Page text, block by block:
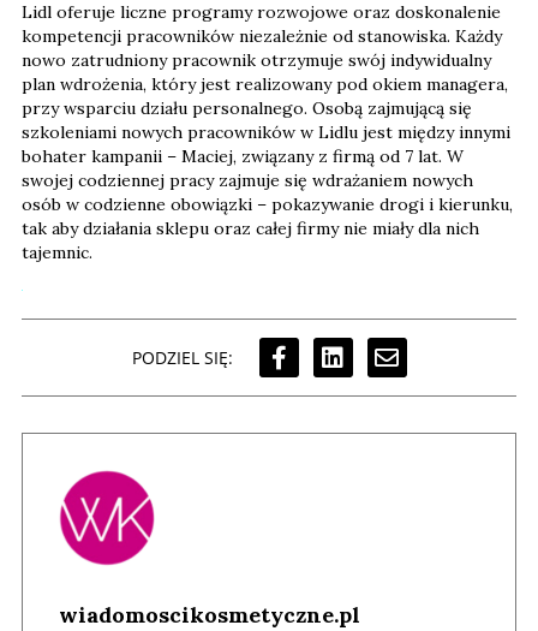
Lidl oferuje liczne programy rozwojowe oraz doskonalenie
kompetencji pracowników niezależnie od stanowiska. Każdy
nowo zatrudniony pracownik otrzymuje swój indywidualny
plan wdrożenia, który jest realizowany pod okiem managera,
przy wsparciu działu personalnego. Osobą zajmującą się
szkoleniami nowych pracowników w Lidlu jest między innymi
bohater kampanii – Maciej, związany z firmą od 7 lat. W
swojej codziennej pracy zajmuje się wdrażaniem nowych
osób w codzienne obowiązki – pokazywanie drogi i kierunku,
tak aby działania sklepu oraz całej firmy nie miały dla nich
tajemnic.
PODZIEL SIĘ:
wiadomoscikosmetyczne.pl